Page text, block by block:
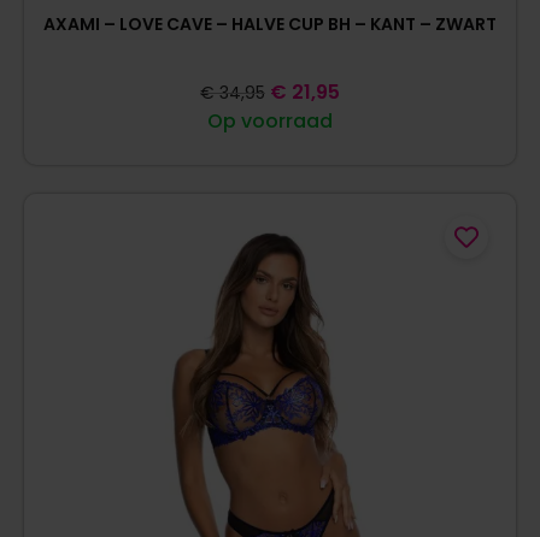
AXAMI – LOVE CAVE – HALVE CUP BH – KANT – ZWART
Op voorraad
€ 34,95 € 21,95